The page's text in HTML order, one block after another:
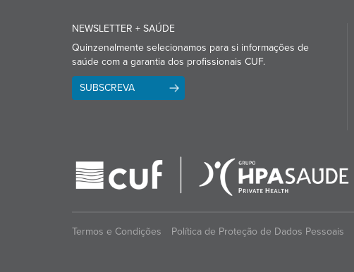
NEWSLETTER + SAÚDE
Quinzenalmente selecionamos para si informações de
saúde com a garantia dos profissionais CUF.
SUBSCREVA
Termos e Condições Política de Proteção de Dados Pessoais